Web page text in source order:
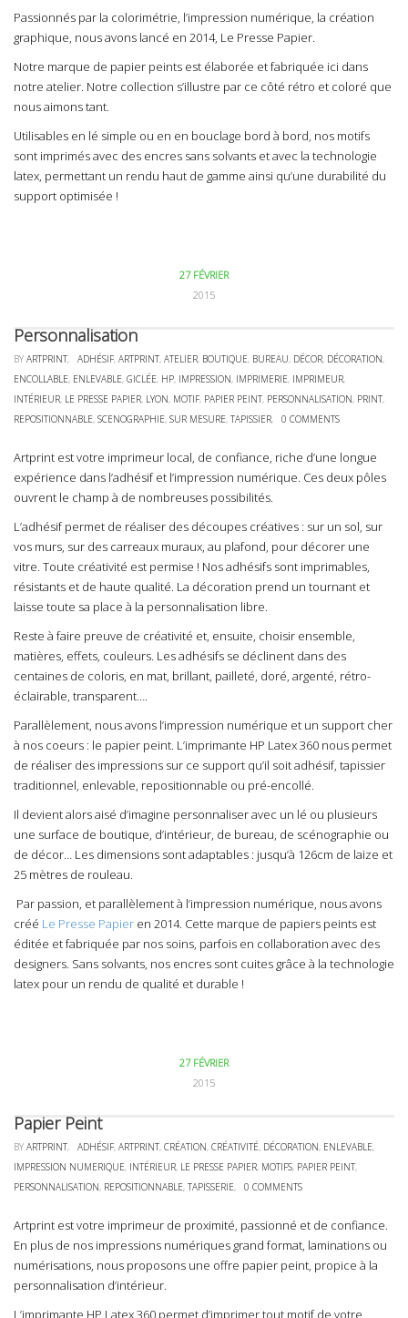
Passionnés par la colorimétrie, l’impression numérique, la création
graphique, nous avons lancé en 2014, Le Presse Papier.
Notre marque de papier peints est élaborée et fabriquée ici dans
notre atelier. Notre collection s’illustre par ce côté rétro et coloré que
nous aimons tant.
Utilisables en lé simple ou en en bouclage bord à bord, nos motifs
sont imprimés avec des encres sans solvants et avec la technologie
latex, permettant un rendu haut de gamme ainsi qu’une durabilité du
support optimisée !
27 FÉVRIER
2015
Personnalisation
BY ARTPRINT, ADHÉSIF, ARTPRINT, ATELIER, BOUTIQUE, BUREAU, DÉCOR, DÉCORATION,
ENCOLLABLE, ENLEVABLE, GICLÉE, HP, IMPRESSION, IMPRIMERIE, IMPRIMEUR,
INTÉRIEUR, LE PRESSE PAPIER, LYON, MOTIF, PAPIER PEINT, PERSONNALISATION, PRINT,
REPOSITIONNABLE, SCENOGRAPHIE, SUR MESURE, TAPISSIER, 0 COMMENTS
Artprint est votre imprimeur local, de confiance, riche d’une longue
expérience dans l’adhésif et l’impression numérique. Ces deux pôles
ouvrent le champ à de nombreuses possibilités.
L’adhésifpermet de réaliser des découpes créatives : sur un sol, sur
vos murs, sur des carreaux muraux, au plafond, pour décorer une
vitre. Toute créativité est permise ! Nos adhésifs sont imprimables,
résistants et de haute qualité. La décoration prend un tournant et
laisse toute sa place à la personnalisation libre.
Reste à faire preuve de créativité et, ensuite, choisir ensemble,
matières, effets, couleurs. Les adhésifs se déclinent dans des
centaines de coloris, en mat, brillant, pailleté, doré, argenté, rétro-
éclairable, transparent….
Parallèlement, nous avons l’impression numérique et un support cher
à nos coeurs : le papier peint. L’imprimante HP Latex 360 nous permet
de réaliser des impressions sur ce support qu’il soit adhésif, tapissier
traditionnel, enlevable, repositionnable ou pré-encollé.
Il devient alors aisé d’imagine personnaliser avec un lé ou plusieurs
une surface de boutique, d’intérieur, de bureau, de scénographie ou
de décor… Les dimensions sont adaptables : jusqu’à 126cm de laize et
25 mètres de rouleau.
Par passion, et parallèlement à l’impression numérique, nous avons
créé Le Presse Papier en 2014. Cette marque de papiers peints est
éditée et fabriquée par nos soins, parfois en collaboration avec des
designers. Sans solvants, nos encres sont cuites grâce à la technologie
latex pour un rendu de qualité et durable !
27 FÉVRIER
2015
Papier Peint
BY ARTPRINT, ADHÉSIF, ARTPRINT, CRÉATION, CRÉATIVITÉ, DÉCORATION, ENLEVABLE,
IMPRESSION NUMERIQUE, INTÉRIEUR, LE PRESSE PAPIER, MOTIFS, PAPIER PEINT,
PERSONNALISATION, REPOSITIONNABLE, TAPISSERIE, 0 COMMENTS
Artprint est votre imprimeur de proximité, passionné et de confiance.
En plus de nos impressions numériques grand format, laminations ou
numérisations, nous proposons une offre papier peint, propice à la
personnalisation d’intérieur.
L’imprimante HP Latex 360 permet d’imprimer tout motif de votre